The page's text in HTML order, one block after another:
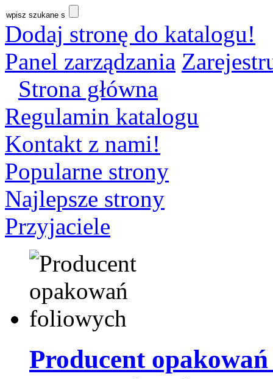
Dodaj stronę do katalogu!
Panel zarządzania
Strona główna
Regulamin katalogu
Kontakt z nami!
Popularne strony
Najlepsze strony
Przyjaciele
Producent